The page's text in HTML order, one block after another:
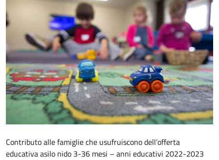
Contributo alle famiglie che usufruiscono dell’offerta
educativa asilo nido 3-36 mesi – anni educativi 2022-2023